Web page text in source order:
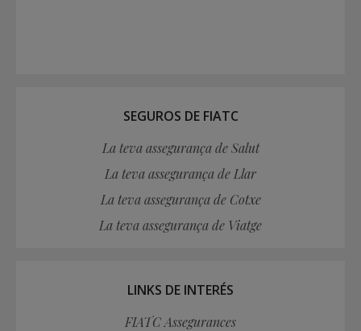
SEGUROS DE FIATC
La teva assegurança de Salut
La teva assegurança de Llar
La teva assegurança de Cotxe
La teva assegurança de Viatge
LINKS DE INTERÉS
FIATC Assegurances